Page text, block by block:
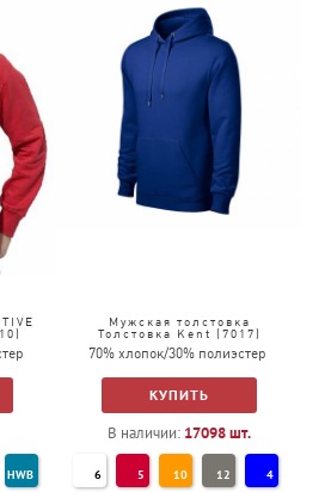
HWB
Мужская толстовка
Толстовка Kent (7017)
70% хлопок/30% полиэстер
КУПИТЬ
В наличии: 17098шт.
6 5 10 12 4